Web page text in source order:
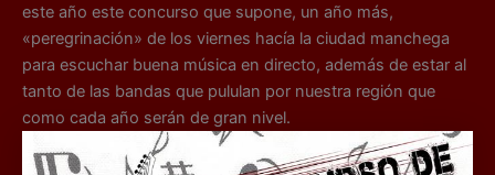
este año este concurso que supone, un año más,
«peregrinación» de los viernes hacía la ciudad manchega
para escuchar buena música en directo, además de estar al
tanto de las bandas que pululan por nuestra región que
como cada año serán de gran nivel.